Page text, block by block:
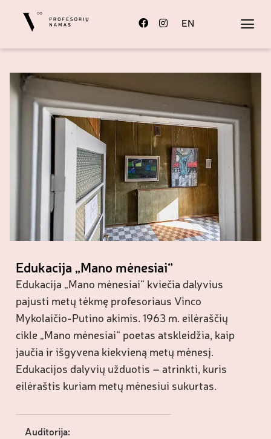
EN
Edukacija „Mano mėnesiai“
Edukacija „Mano mėnesiai“ kviečia dalyvius
pajusti metų tėkmę profesoriaus Vinco
Mykolaičio-Putino akimis. 1963 m. eilėraščių
cikle „Mano mėnesiai“ poetas atskleidžia, kaip
jaučia ir išgyvena kiekvieną metų mėnesį.
Edukacijos dalyvių užduotis – atrinkti, kuris
eilėraštis kuriam metų mėnesiui sukurtas.
Auditorija: